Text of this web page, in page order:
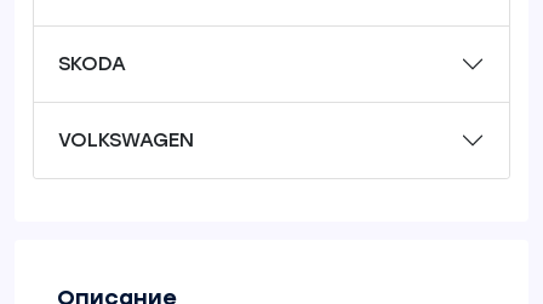
SKODA
VOLKSWAGEN
Описание